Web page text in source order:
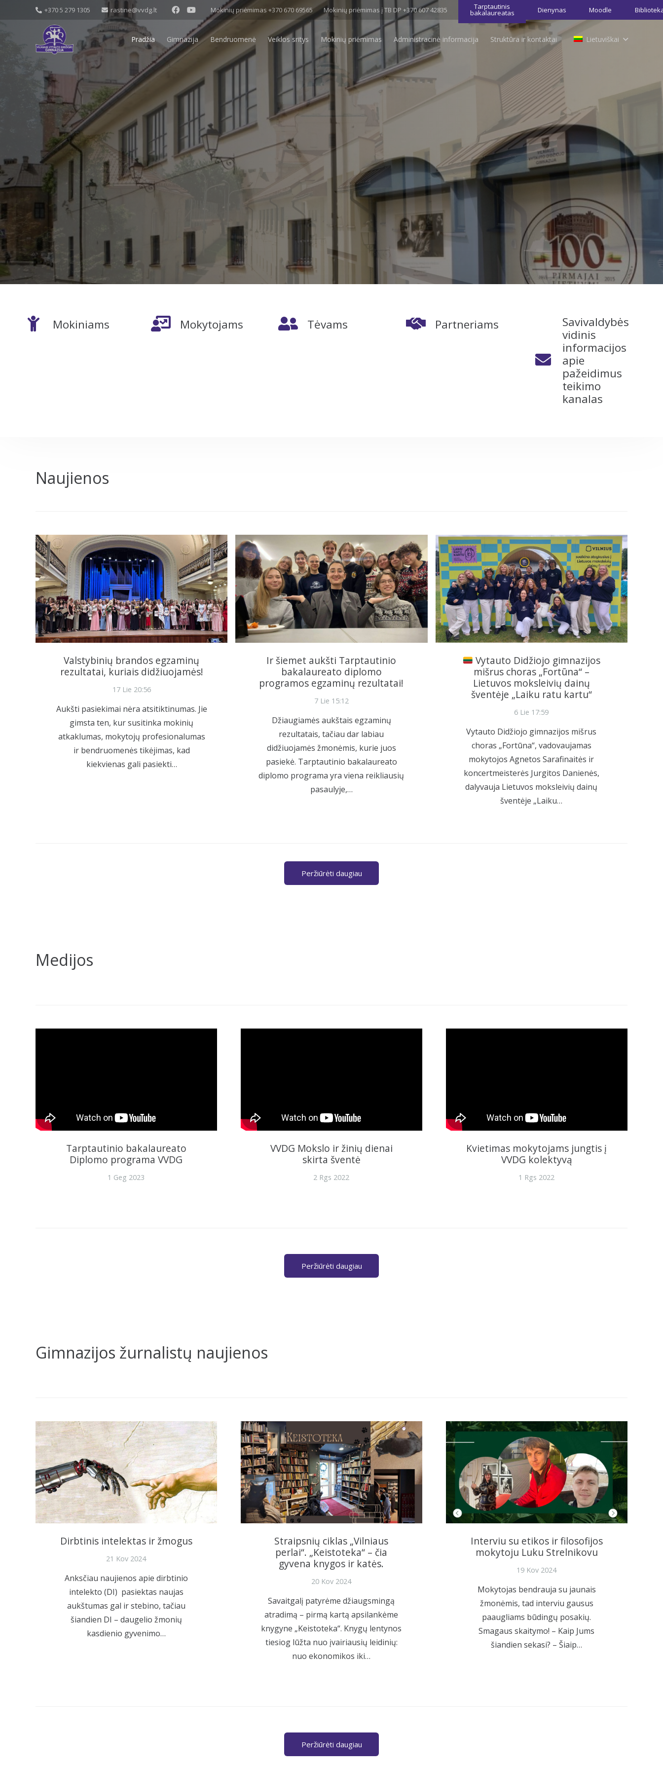
+370 5 279 1305 rastine@vvdg.lt Mokinių priėmimas +370 670 69565 Mokinių priėmimas į TB DP +370 607 42835 Tarptautinis
bakalaureatas Dienynas Moodle
Pradžia Gimnazija Bendruomenė Veiklos sritys Mokinių priėmimas Administracinė informacija Struktūra ir kontaktai Lietuviškai
Mokiniams Mokytojams Tėvams Partneriams
Savivaldybės
vidinis
informacijos
apie
pažeidimus
teikimo
kanalas
Naujienos
Valstybinių brandos egzaminų
rezultatai, kuriais didžiuojamės!
17 Lie 20:56
Aukšti pasiekimai nėra atsitiktinumas. Jie
gimsta ten, kur susitinka mokinių
atkaklumas, mokytojų profesionalumas
ir bendruomenės tikėjimas, kad
kiekvienas gali pasiekti…
Ir šiemet aukšti Tarptautinio
bakalaureato diplomo
programos egzaminų rezultatai!
7 Lie 15:12
Džiaugiamės aukštais egzaminų
rezultatais, tačiau dar labiau
didžiuojamės žmonėmis, kurie juos
pasiekė. Tarptautinio bakalaureato
diplomo programa yra viena reikliausių
pasaulyje,…
Vytauto Didžiojo gimnazijos
mišrus choras „Fortūna“ –
Lietuvos moksleivių dainų
šventėje „Laiku ratu kartu“
6 Lie 17:59
Vytauto Didžiojo gimnazijos mišrus
choras „Fortūna“, vadovaujamas
mokytojos Agnetos Sarafinaitės ir
koncertmeisterės Jurgitos Danienės,
dalyvauja Lietuvos moksleivių dainų
šventėje „Laiku…
Peržiūrėti daugiau
Medijos
Tarptautinio bakalaureato
Diplomo programa VVDG
1 Geg 2023
VVDG Mokslo ir žinių dienai
skirta šventė
2 Rgs 2022
Kvietimas mokytojams jungtis į
VVDG kolektyvą
1 Rgs 2022
Peržiūrėti daugiau
Gimnazijos žurnalistų naujienos
Dirbtinis intelektas ir žmogus
21 Kov 2024
Anksčiau naujienos apie dirbtinio
intelekto (DI) pasiektas naujas
aukštumas gal ir stebino, tačiau
šiandien DI – daugelio žmonių
kasdienio gyvenimo…
Straipsnių ciklas „Vilniaus
perlai“. „Keistoteka“ – čia
gyvena knygos ir katės.
20 Kov 2024
Savaitgalį patyrėme džiaugsmingą
atradimą – pirmą kartą apsilankėme
knygyne „Keistoteka“. Knygų lentynos
tiesiog lūžta nuo įvairiausių leidinių:
nuo ekonomikos iki…
Interviu su etikos ir filosofijos
mokytoju Luku Strelnikovu
19 Kov 2024
Mokytojas bendrauja su jaunais
žmonėmis, tad interviu gausus
paaugliams būdingų posakių.
Smagaus skaitymo! – Kaip Jums
šiandien sekasi? – Šiaip…
Peržiūrėti daugiau